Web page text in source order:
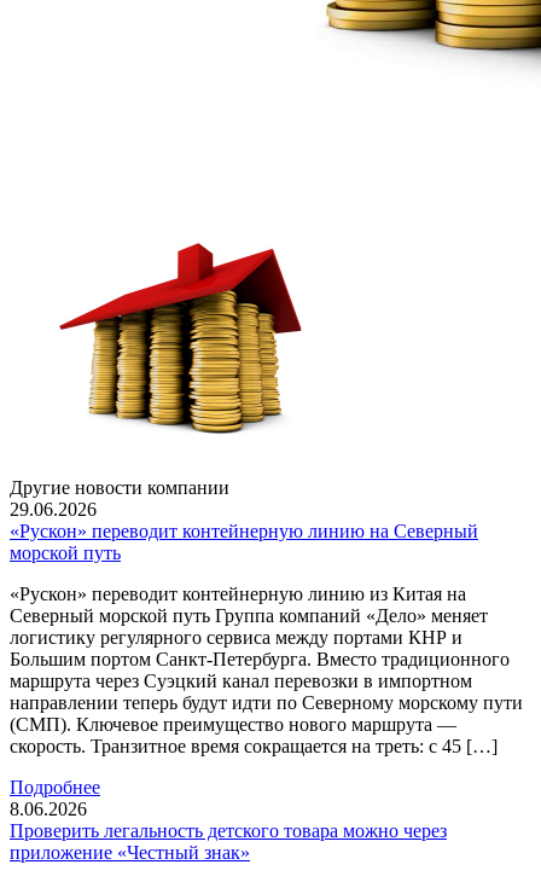
Другие новости компании
29.06.2026
«Рускон» переводит контейнерную линию на Северный
морской путь
«Рускон» переводит контейнерную линию из Китая на
Северный морской путь Группа компаний «Дело» меняет
логистику регулярного сервиса между портами КНР и
Большим портом Санкт-Петербурга. Вместо традиционного
маршрута через Суэцкий канал перевозки в импортном
направлении теперь будут идти по Северному морскому пути
(СМП). Ключевое преимущество нового маршрута —
скорость. Транзитное время сокращается на треть: с 45 […]
Подробнее
8.06.2026
Проверить легальность детского товара можно через
приложение «Честный знак»